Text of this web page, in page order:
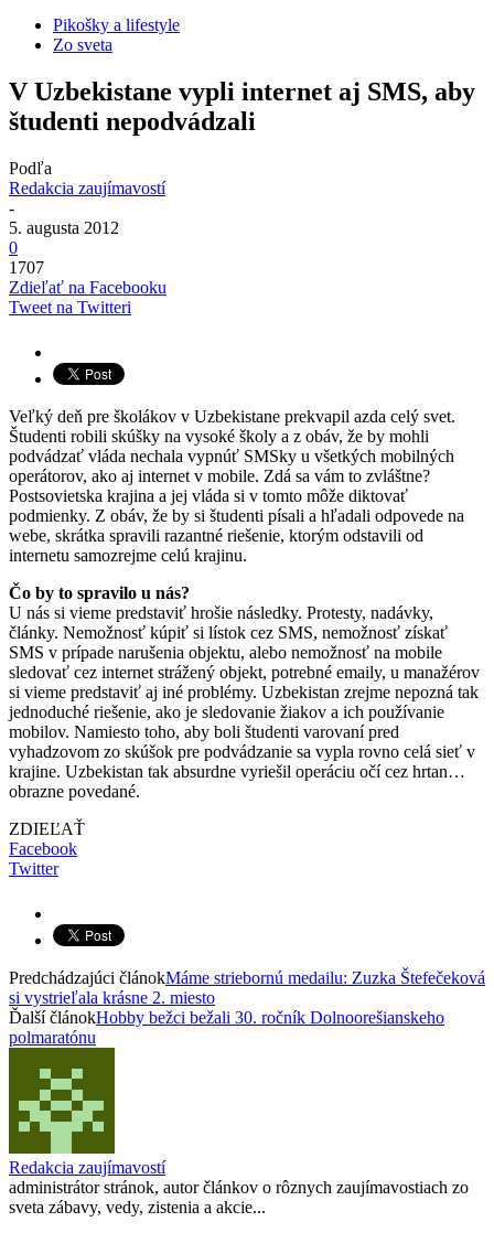
Pikošky a lifestyle
Zo sveta
V Uzbekistane vypli internet aj SMS, aby
študenti nepodvádzali
Podľa
Redakcia zaujímavostí
-
5. augusta 2012
0
1707
Zdieľať na Facebooku
Tweet na Twitteri
Veľký deň pre školákov v Uzbekistane prekvapil azda celý svet.
Študenti robili skúšky na vysoké školy a z obáv, že by mohli
podvádzať vláda nechala vypnúť SMSky u všetkých mobilných
operátorov, ako aj internet v mobile. Zdá sa vám to zvláštne?
Postsovietska krajina a jej vláda si v tomto môže diktovať
podmienky. Z obáv, že by si študenti písali a hľadali odpovede na
webe, skrátka spravili razantné riešenie, ktorým odstavili od
internetu samozrejme celú krajinu.
Čo by to spravilo u nás?
U nás si vieme predstaviť hrošie následky. Protesty, nadávky,
články. Nemožnosť kúpiť si lístok cez SMS, nemožnosť získať
SMS v prípade narušenia objektu, alebo nemožnosť na mobile
sledovať cez internet strážený objekt, potrebné emaily, u manažérov
si vieme predstaviť aj iné problémy. Uzbekistan zrejme nepozná tak
jednoduché riešenie, ako je sledovanie žiakov a ich používanie
mobilov. Namiesto toho, aby boli študenti varovaní pred
vyhadzovom zo skúšok pre podvádzanie sa vypla rovno celá sieť v
krajine. Uzbekistan tak absurdne vyriešil operáciu očí cez hrtan…
obrazne povedané.
ZDIEĽAŤ
Facebook
Twitter
Predchádzajúci článokMáme striebornú medailu: Zuzka Štefečeková
si vystrieľala krásne 2. miesto
Ďalší článokHobby bežci bežali 30. ročník Dolnoorešianskeho
polmaratónu
Redakcia zaujímavostí
administrátor stránok, autor článkov o rôznych zaujímavostiach zo
sveta zábavy, vedy, zistenia a akcie...